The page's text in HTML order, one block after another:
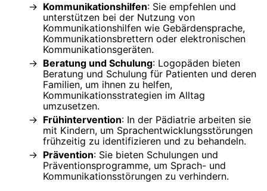
Kommunikationshilfen: Sie empfehlen und
unterstützen bei der Nutzung von
Kommunikationshilfen wie Gebärdensprache,
Kommunikationsbrettern oder elektronischen
Kommunikationsgeräten.
Beratung und Schulung: Logopäden bieten
Beratung und Schulung für Patienten und deren
Familien, um ihnen zu helfen,
Kommunikationsstrategien im Alltag
umzusetzen.
Frühintervention: In der Pädiatrie arbeiten sie
mit Kindern, um Sprachentwicklungsstörungen
frühzeitig zu identifizieren und zu behandeln.
Prävention: Sie bieten Schulungen und
Präventionsprogramme, um Sprach- und
Kommunikationsstörungen zu verhindern.